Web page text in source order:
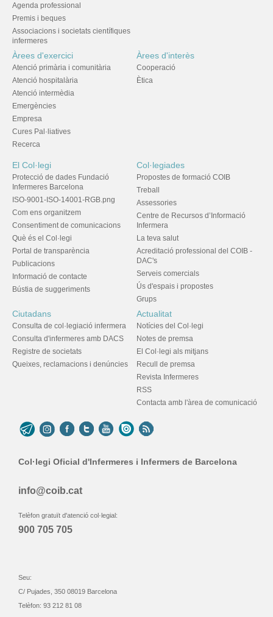
Agenda professional
Premis i beques
Associacions i societats científiques
infermeres
Àrees d'exercici
Atenció primària i comunitària
Atenció hospitalària
Atenció intermèdia
Emergències
Empresa
Cures Pal·liatives
Recerca
Àrees d'interès
Cooperació
Ètica
El Col·legi
Protecció de dades Fundació
Infermeres Barcelona
ISO-9001-ISO-14001-RGB.png
Com ens organitzem
Consentiment de comunicacions
Què és el Col·legi
Portal de transparència
Publicacions
Informació de contacte
Bústia de suggeriments
Col·legiades
Propostes de formació COIB
Treball
Assessories
Centre de Recursos d’Informació
Infermera
La teva salut
Acreditació professional del COIB -
DAC's
Serveis comercials
Ús d'espais i propostes
Grups
Ciutadans
Consulta de col·legiació infermera
Consulta d'infermeres amb DACS
Registre de societats
Queixes, reclamacions i denúncies
Actualitat
Notícies del Col·legi
Notes de premsa
El Col·legi als mitjans
Recull de premsa
Revista Infermeres
RSS
Contacta amb l'àrea de comunicació
Col·legi Oficial d'Infermeres i Infermers de Barcelona
info@coib.cat
Telèfon gratuït d'atenció col·legial:
900 705 705
Seu:
C/ Pujades, 350 08019 Barcelona
Telèfon: 93 212 81 08